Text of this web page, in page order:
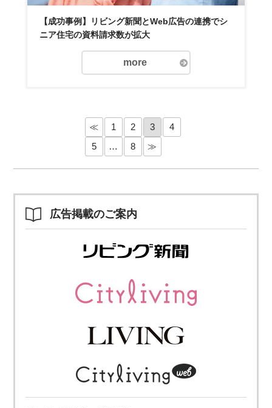
【成功事例】リビング新聞とWeb広告の連携でシ
ニア住宅の資料請求数が拡大
more
≪ 1 2 3
4
5
… 8 ≫
広告掲載のご案内